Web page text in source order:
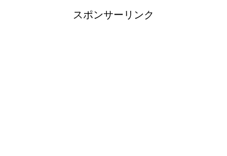
スポンサーリンク